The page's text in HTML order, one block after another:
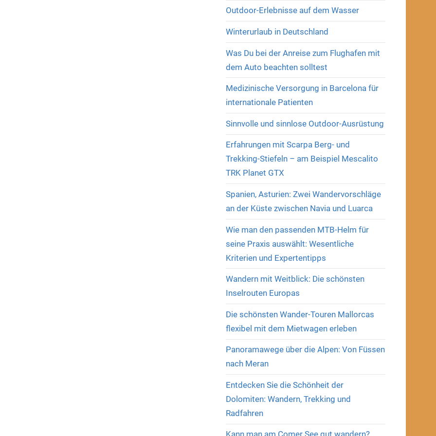
Outdoor-Erlebnisse auf dem Wasser
Winterurlaub in Deutschland
Was Du bei der Anreise zum Flughafen mit
dem Auto beachten solltest
Medizinische Versorgung in Barcelona für
internationale Patienten
Sinnvolle und sinnlose Outdoor-Ausrüstung
Erfahrungen mit Scarpa Berg- und
Trekking-Stiefeln – am Beispiel Mescalito
TRK Planet GTX
Spanien, Asturien: Zwei Wandervorschläge
an der Küste zwischen Navia und Luarca
Wie man den passenden MTB-Helm für
seine Praxis auswählt: Wesentliche
Kriterien und Expertentipps
Wandern mit Weitblick: Die schönsten
Inselrouten Europas
Die schönsten Wander-Touren Mallorcas
flexibel mit dem Mietwagen erleben
Panoramawege über die Alpen: Von Füssen
nach Meran
Entdecken Sie die Schönheit der
Dolomiten: Wandern, Trekking und
Radfahren